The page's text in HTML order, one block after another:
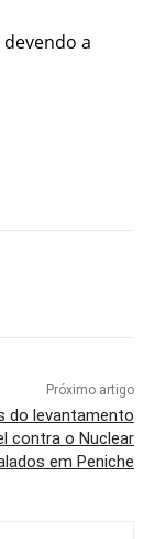
a
Próximo artigo
do levantamento
contra o Nuclear
em Peniche